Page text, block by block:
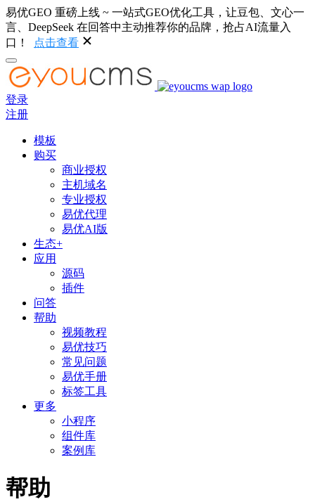
易优GEO 重磅上线 ~ 一站式GEO优化工具，让豆包、文心一
言、DeepSeek 在回答中主动推荐你的品牌，抢占AI流量入
口！
点击查看
登录
注册
模板
购买
商业授权
主机域名
专业授权
易优代理
易优AI版
生态+
应用
源码
插件
问答
帮助
视频教程
易优技巧
常见问题
易优手册
标签工具
更多
小程序
组件库
案例库
帮助